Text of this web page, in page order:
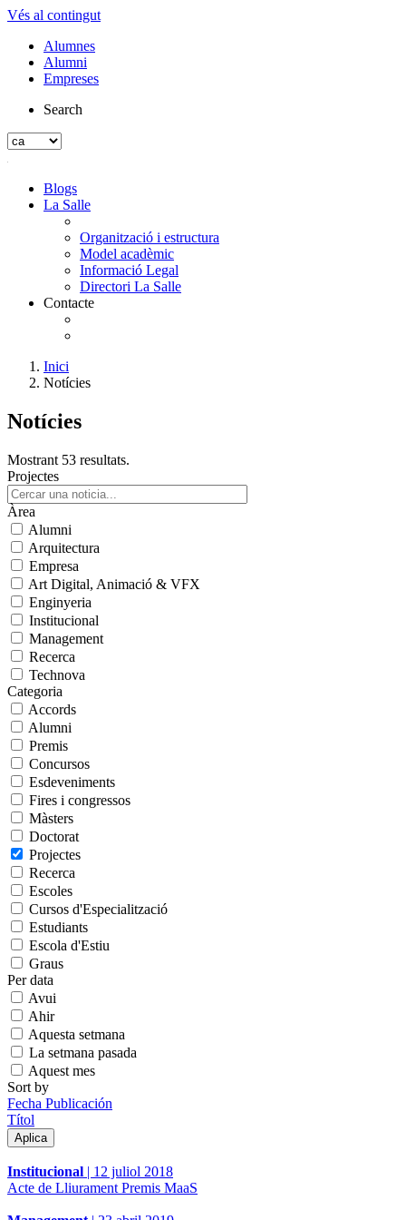
Vés al contingut
Alumnes
Alumni
Empreses
Search
Blogs
La Salle
Organització i estructura
Model acadèmic
Informació Legal
Directori La Salle
Contacte
Inici
Notícies
Notícies
Mostrant 53 resultats.
Projectes
Àrea
Alumni
Arquitectura
Empresa
Art Digital, Animació & VFX
Enginyeria
Institucional
Management
Recerca
Technova
Categoria
Accords
Alumni
Premis
Concursos
Esdeveniments
Fires i congressos
Màsters
Doctorat
Projectes
Recerca
Escoles
Cursos d'Especialització
Estudiants
Escola d'Estiu
Graus
Per data
Avui
Ahir
Aquesta setmana
La setmana pasada
Aquest mes
Sort by
Fecha Publicación
Títol
Institucional | 12 juliol 2018
Acte de Lliurament Premis MaaS